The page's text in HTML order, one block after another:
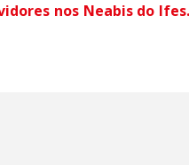
nos Neabis do Ifes.